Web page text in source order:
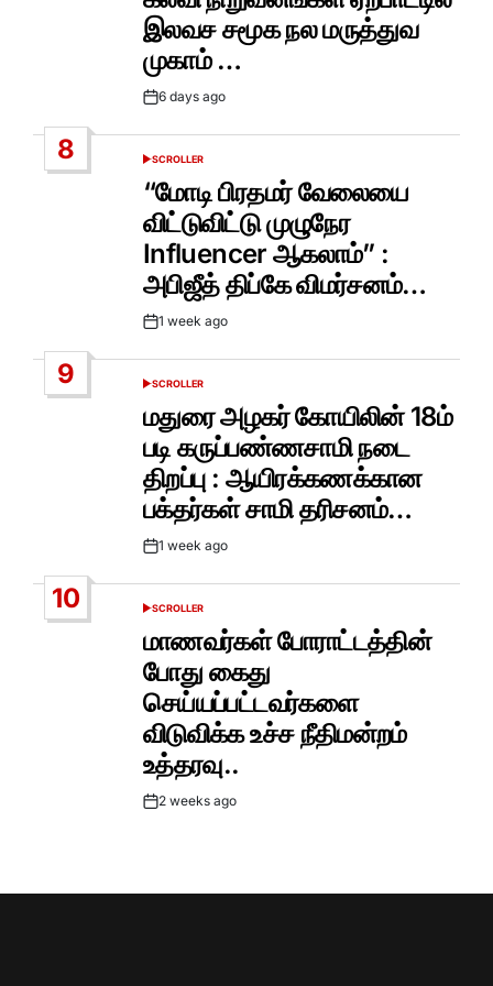
இலவச சமூக நல மருத்துவ
முகாம் …
Post6 days ago
8
POSTED
IN
SCROLLER
“மோடி பிரதமர் வேலையை
விட்டுவிட்டு முழுநேர
Influencer ஆகலாம்” :
அபிஜீத் திப்கே விமர்சனம்…
Post1 week ago
9
POSTED
SCROLLER
மதுரை அழகர் கோயிலின் 18ம்
படி கருப்பண்ணசாமி நடை
திறப்பு : ஆயிரக்கணக்கான
பக்தர்கள் சாமி தரிசனம்…
Post1 week ago
10
POSTED
SCROLLER
மாணவர்கள் போராட்டத்தின்
போது கைது
செய்யப்பட்டவர்களை
விடுவிக்க உச்ச நீதிமன்றம்
உத்தரவு..
Post2 weeks ago